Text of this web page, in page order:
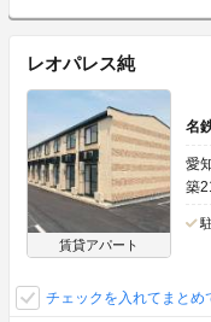
レオパレス純
賃貸アパート
名
愛
築
チェックを入れてまとめ